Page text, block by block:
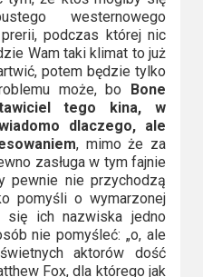
westernowego
podczas której nic
Wam taki klimat to już
potem będzie tylko
może, bo Bone
tego kina, w
dlaczego, ale
, mimo że za
zasługa w tym fajnie
pewnie nie przychodzą
pomyśli o wymarzonej
ich nazwiska jedno
nie pomyśleć: „o, ale
aktorów dość
Fox, dla którego jak